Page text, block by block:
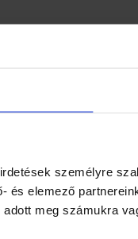
személyre
és elemező
meg számukra